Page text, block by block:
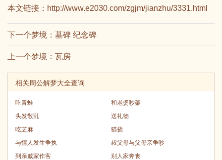
本文链接： http://www.e2030.com/zgjm/jianzhu/3331.html
下一个梦境： 墓碑 纪念碑
上一个梦境： 瓦房
相关周公解梦大全查询
吃青蛙
和老婆吵架
头发散乱
送礼物
吃芝麻
猫挠
与情人发生争执
叔父母与父母亲争吵
到亲戚家作客
别人家奔丧